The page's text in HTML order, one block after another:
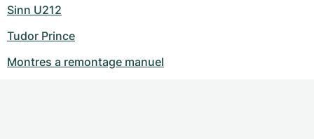
Sinn U212
Tudor Prince
Montres a remontage manuel